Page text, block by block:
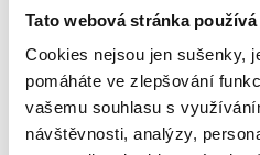
Tato webová stránka
Cookies nejsou jen sušenky,
pomáháte ve zlepšování
vašemu souhlasu s
návštěvnosti, analýzy,